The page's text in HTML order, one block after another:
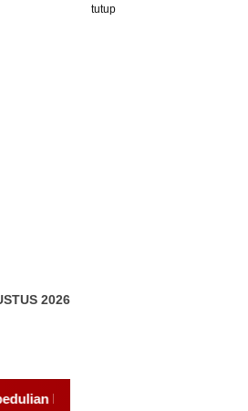
tutup
2026
dan Dhuafa Al-Aqsho Batam